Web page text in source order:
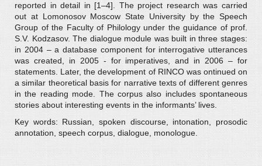
reported in detail in [1–4]. The project research was carried
out at Lomonosov Moscow State University by the Speech
Group of the Faculty of Philology under the guidance of prof.
S.V. Kodzasov. The dialogue module was built in three stages:
in 2004 – a database component for interrogative utterances
was created, in 2005 - for imperatives, and in 2006 – for
statements. Later, the development of RINCO was ontinued on
a similar theoretical basis for narrative texts of different genres
in the reading mode. The corpus also includes spontaneous
stories about interesting events in the informants’ lives.
Key words: Russian, spoken discourse, intonation, prosodic
annotation, speech corpus, dialogue, monologue.